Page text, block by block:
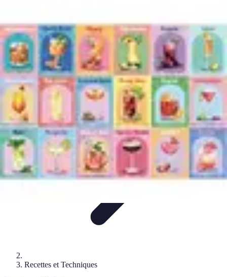
TechniquesGuideÉquipement
Cocktails Créatifs
Recettes et Techniques